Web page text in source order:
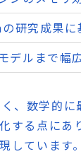
研究成果に
デルまで幅
数学的に
する点にあ
しています。